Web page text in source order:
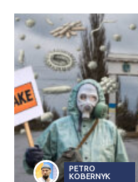
PETRO
KOBERNYK